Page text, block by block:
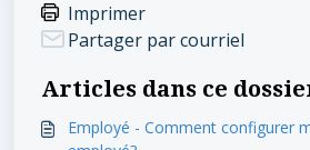
Imprimer
Partager par courriel
Articles dans ce
Employé - Comment configurer